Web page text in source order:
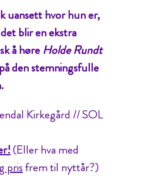
uansett hvor hun er,
blir en ekstra
å høre Holde Rundt
den stemningsfulle
Kirkegård // SOL
(Eller hva med
prisfrem til nyttår?)